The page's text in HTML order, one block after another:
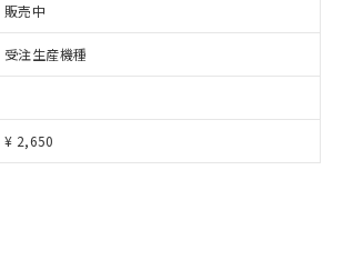
販売中
受注生産機種
¥ 2,650